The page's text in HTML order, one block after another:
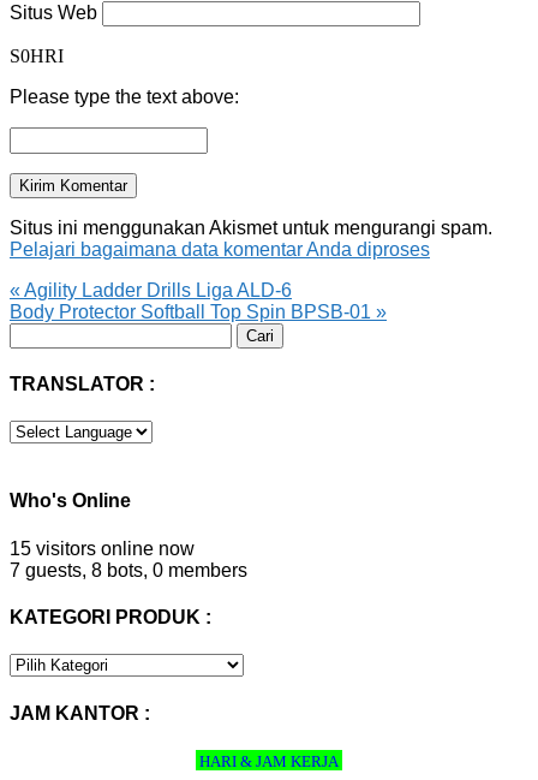
Situs Web
S0HRI
Please type the text above:
Situs ini menggunakan Akismet untuk mengurangi spam.
Pelajari bagaimana data komentar Anda diproses
« Agility Ladder Drills Liga ALD-6
Body Protector Softball Top Spin BPSB-01 »
untuk:
TRANSLATOR :
Who's Online
15 visitors online now
7 guests, 8 bots, 0 members
KATEGORI PRODUK :
KATEGORI
JAM KANTOR :
HARI & JAM KERJA